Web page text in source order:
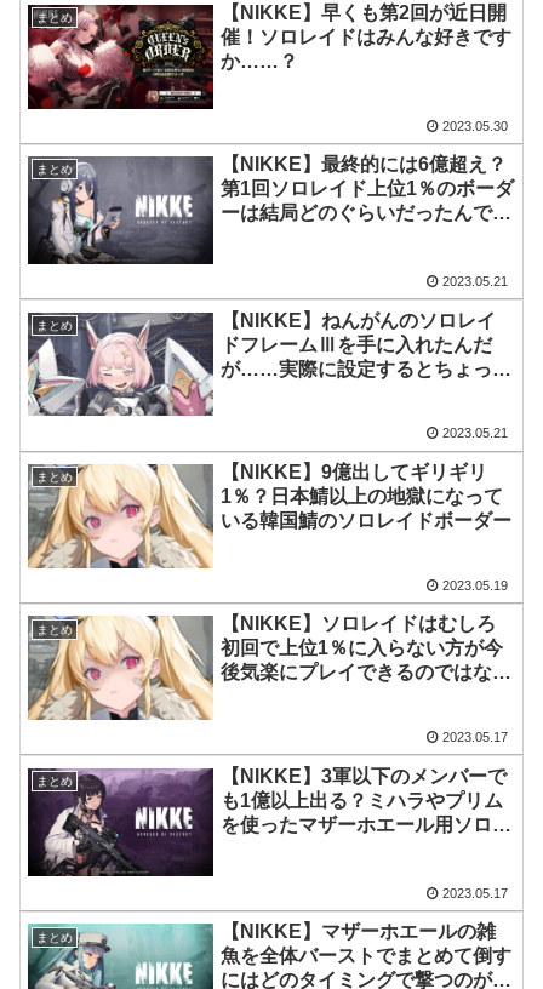
まとめ
【NIKKE】早くも第2回が近日開
催！ソロレイドはみんな好きです
か……？
2023.05.30
まとめ
【NIKKE】最終的には6億超え？
第1回ソロレイド上位1％のボーダ
ーは結局どのぐらいだったんです
2023.05.21
まとめ
【NIKKE】ねんがんのソロレイ
ドフレームⅢを手に入れたんだ
が……実際に設定するとちょっと
2023.05.21
まとめ
【NIKKE】9億出してギリギリ
1％？日本鯖以上の地獄になって
いる韓国鯖のソロレイドボーダー
2023.05.19
まとめ
【NIKKE】ソロレイドはむしろ
初回で上位1％に入らない方が今
後気楽にプレイできるのではない
2023.05.17
まとめ
【NIKKE】3軍以下のメンバーで
も1億以上出る？ミハラやプリム
を使ったマザーホエール用ソロレ
2023.05.17
まとめ
【NIKKE】マザーホエールの雑
魚を全体バーストでまとめて倒す
にはどのタイミングで撃つのが正